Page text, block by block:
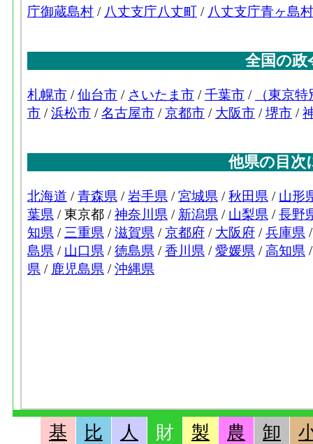
基
比
人
財
製
農
卸